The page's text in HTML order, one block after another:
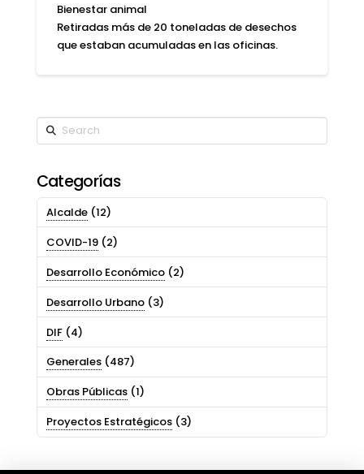
Bienestar animal
Retiradas más de 20 toneladas de desechos
que estaban acumuladas en las oficinas.
Search
Categorías
Alcalde(12)
COVID-19(2)
Desarrollo Económico(2)
Desarrollo Urbano(3)
DIF(4)
Generales(487)
Obras Públicas(1)
Proyectos Estratégicos(3)